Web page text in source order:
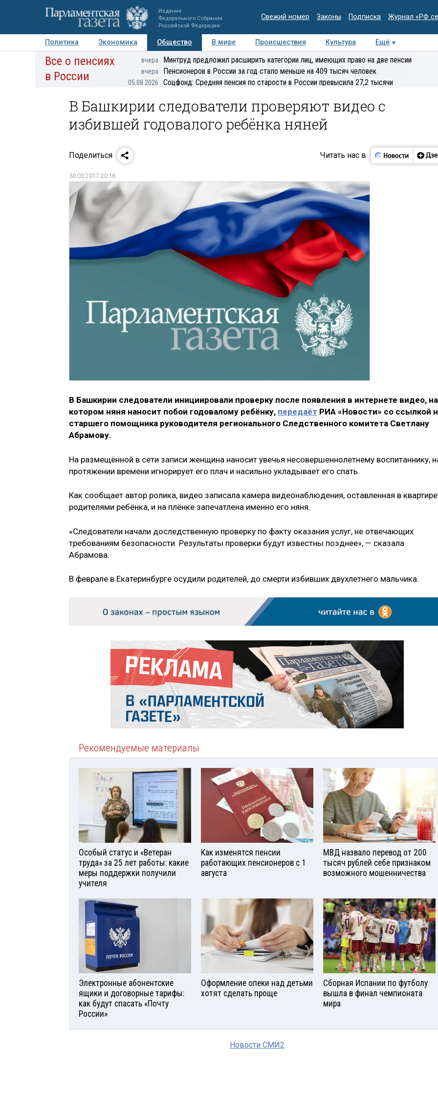
Издание
Федерального Собрания
Российской Федерации
Свежий номер Законы Подписка Журнал «РФ
Политика Экономика Общество В мире Происшествия Культура
Ещё
Авторы Персоны Мнения Регионы Медиацентр Интервью Колумнисты
Все о пенсиях
в России
вчера Минтруд предложил расширить категории лиц, имеющих право на две пенсии
вчера Пенсионеров в России за год стало меньше на 409 тысяч человек
05.08.2026 Соцфонд: Средняя пенсия по старости в России превысила 27,2 тысячи
В Башкирии следователи проверяют видео с
избившей годовалого ребёнка няней
Поделиться Читать нас в
30.03.2017 20:18
В Башкирии следователи инициировали проверку после появления в интернете видео, на
котором няня наносит побои годовалому ребёнку, передаёт РИА «Новости» со ссылкой
старшего помощника руководителя регионального Следственного комитета Светлану
Абрамову.
На размещённой в сети записи женщина наносит увечья несовершеннолетнему воспитаннику,
протяжении времени игнорирует его плач и насильно укладывает его спать.
Как сообщает автор ролика, видео записала камера видеонаблюдения, оставленная в квартире
родителями ребёнка, и на плёнке запечатлена именно его няня.
«Следователи начали доследственную проверку по факту оказания услуг, не отвечающих
требованиям безопасности. Результаты проверки будут известны позднее», — сказала
Абрамова.
В феврале в Екатеринбурге осудили родителей, до смерти избивших двухлетнего мальчика.
Рекомендуемые материалы
Особый статус и «Ветеран
труда» за 25 лет работы: какие
меры поддержки получили
учителя
Как изменятся пенсии
работающих пенсионеров с 1
августа
МВД назвало перевод от 200
тысяч рублей себе признаком
возможного мошенничества
Электронные абонентские
ящики и договорные тарифы:
как будут спасать «Почту
России»
Оформление опеки над детьми
хотят сделать проще
Сборная Испании по футболу
вышла в финал чемпионата
мира
Новости СМИ2